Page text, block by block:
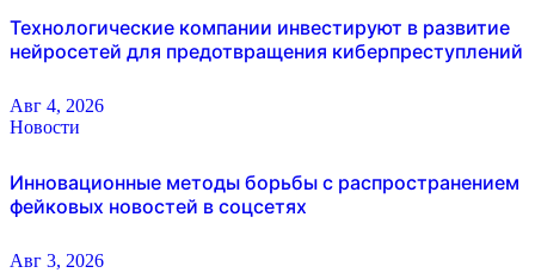
Технологические компании инвестируют в развитие
нейросетей для предотвращения киберпреступлений
Авг 4, 2026
Новости
Инновационные методы борьбы с распространением
фейковых новостей в соцсетях
Авг 3, 2026